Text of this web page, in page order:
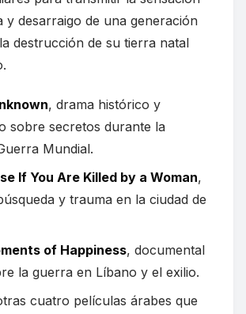
y desarraigo de una generación
destrucción de su tierra natal
, drama histórico y
sobre secretos durante la
Mundial.
If You Are Killed by a Woman,
y trauma en la ciudad de
of Happiness, documental
la guerra en Líbano y el exilio.
cuatro películas árabes que